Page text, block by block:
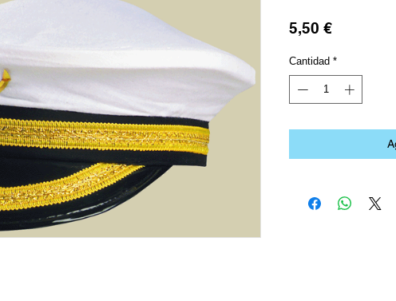
5,50 €Precio
Cantidad *